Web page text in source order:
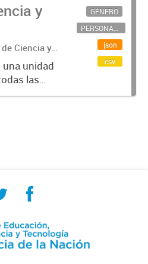
y
Ciencia y
una unidad
las
GÉNERO
PERSONAL CIENTÍFICO-TECNOLÓGICO
json
csv